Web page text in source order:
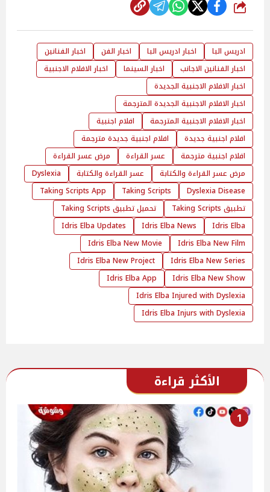
شارك
ادريس البا اخبار ادريس البا اخبار الفن
اخبار الفنانين
اخبار الفنانين الاجانب
اخبار السينما
اخبار الافلام الاجنبية
اخبار الافلام الاجنبية الجديدة
اخبار الافلام الاجنبية الجديدة المترجمة
اخبار الافلام الاجنبية المترجمة
افلام اجنبية
افلام اجنبية جديدة
افلام اجنبية جديدة مترجمة
افلام اجنبية مترجمة
عسر القراءة
مرض عسر القراءة
مرض عسر القراءة والكتابة
عسر القراءة والكتابة
Dyslexia
Dyslexia Disease
Taking Scripts
Taking Scripts App
تطبيق Taking Scripts
تحميل تطبيق Taking Scripts
Idris Elba
Idris Elba News
Idris Elba Updates
Idris Elba New Film
Idris Elba New Movie
Idris Elba New Series
Idris Elba New Project
Idris Elba New Show
Idris Elba App
Idris Elba Injured with Dyslexia
Idris Elba Injurs with Dyslexia
الأكثر قراءة
1